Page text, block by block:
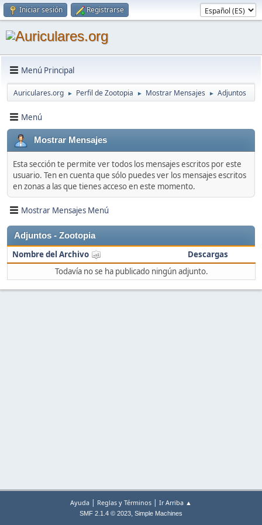
Iniciar sesión Registrarse
Menú Principal
Auriculares.org ► Perfil de Zootopia ► Mostrar Mensajes ► Adjuntos
Menú
Mostrar Mensajes
Esta sección te permite ver todos los mensajes escritos por este
usuario. Ten en cuenta que sólo puedes ver los mensajes escritos
en zonas a las que tienes acceso en este momento.
Mostrar Mensajes Menú
Adjuntos - Zootopia
Nombre del Archivo
Descargas
Todavía no se ha publicado ningún adjunto.
Ayuda | Reglas y Términos | Ir Arriba ▲
SMF 2.1.4 © 2023, Simple Machines